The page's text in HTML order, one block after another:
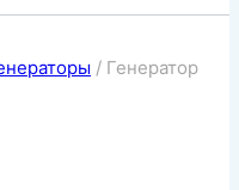
/ Генератор